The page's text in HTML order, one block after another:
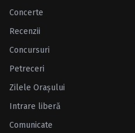
Concerte
Recenzii
Concursuri
Petreceri
Zilele Oraşului
Intrare liberă
Comunicate